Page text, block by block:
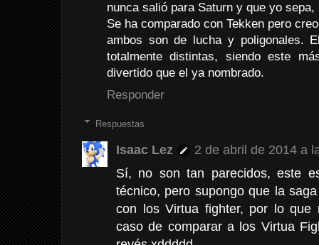
nunca salió para Saturn y que yo
Se ha comparado con Tekken pero
ambos son de lucha y poligonales.
totalmente distintas, siendo este
divertido que el ya nombrado.
Responder
Respuestas
Isaac Lez
2 de abril de 2014 a
Sí, no son tan parecidos, este
técnico, pero supongo que la
con los Virtua fighter, por lo que
caso de comparar a los Virtua